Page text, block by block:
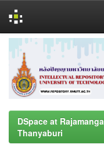
navigation
DSpace at
Thanyaburi